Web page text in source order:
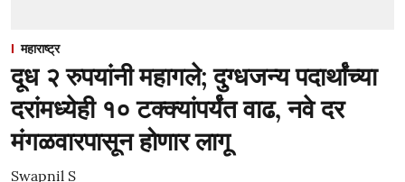
महाराष्ट्र
दूध २ रुपयांनी महागले; दुग्धजन्य पदार्थांच्या
दरांमध्येही १० टक्क्यांपर्यंत वाढ, नवे दर
मंगळवारपासून होणार लागू
Swapnil S